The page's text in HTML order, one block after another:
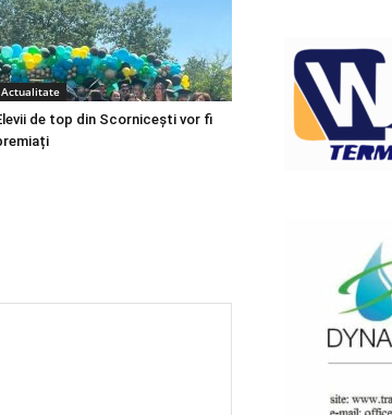
Actualitate
de top din Scornicești vor fi